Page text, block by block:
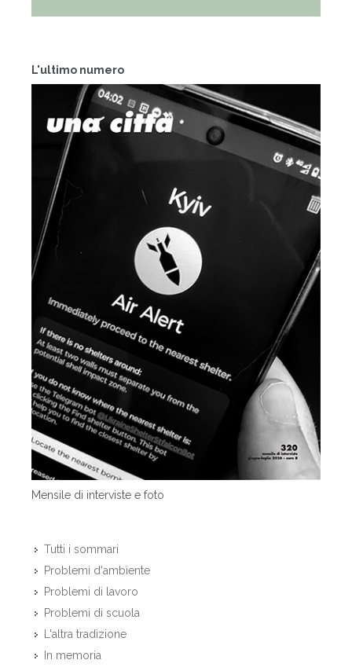
L'ultimo numero
Mensile di interviste e foto
Tutti i sommari
Problemi d'ambiente
Problemi di lavoro
Problemi di scuola
L'altra tradizione
In memoria